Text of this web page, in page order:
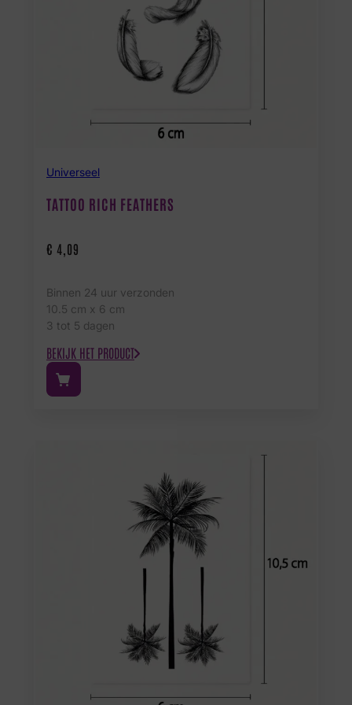
Universeel
TATTOO RICH FEATHERS
€ 4,09
Binnen 24 uur verzonden
10.5 cm x 6 cm
3 tot 5 dagen
BEKIJK HET PRODUCT